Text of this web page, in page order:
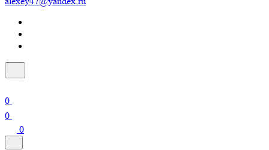
0
0
0